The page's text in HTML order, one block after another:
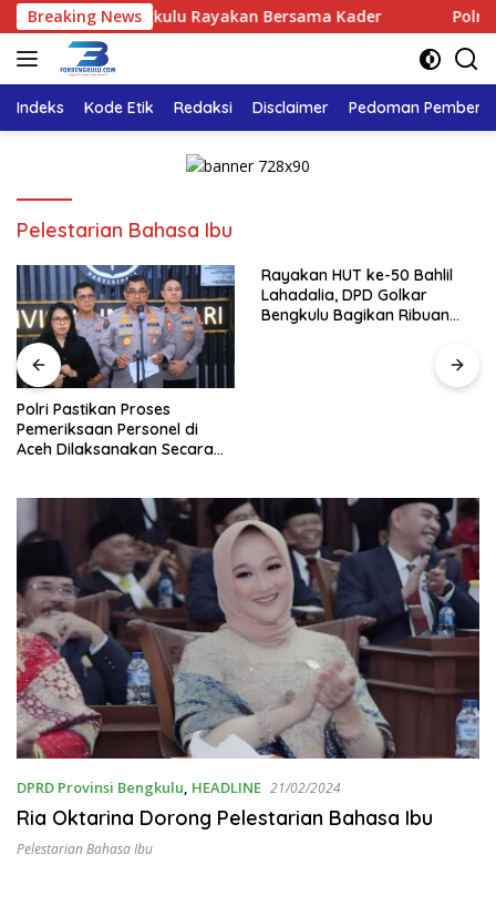
Langsung
ke
konten
Breaking News
Bengkulu Rayakan Bersama Kader Polri
Indeks Kode Etik Redaksi Disclaimer Pedoman
Pelestarian Bahasa Ibu
Polri Pastikan Proses
Pemeriksaan Personel di
Aceh Dilaksanakan Secara
Rayakan HUT ke-50 Bahlil
Lahadalia, DPD Golkar
Bengkulu Bagikan Ribuan
DPRD Provinsi Bengkulu, HEADLINE 21/02/2024
Ria Oktarina Dorong Pelestarian Bahasa Ibu
Pelestarian Bahasa Ibu